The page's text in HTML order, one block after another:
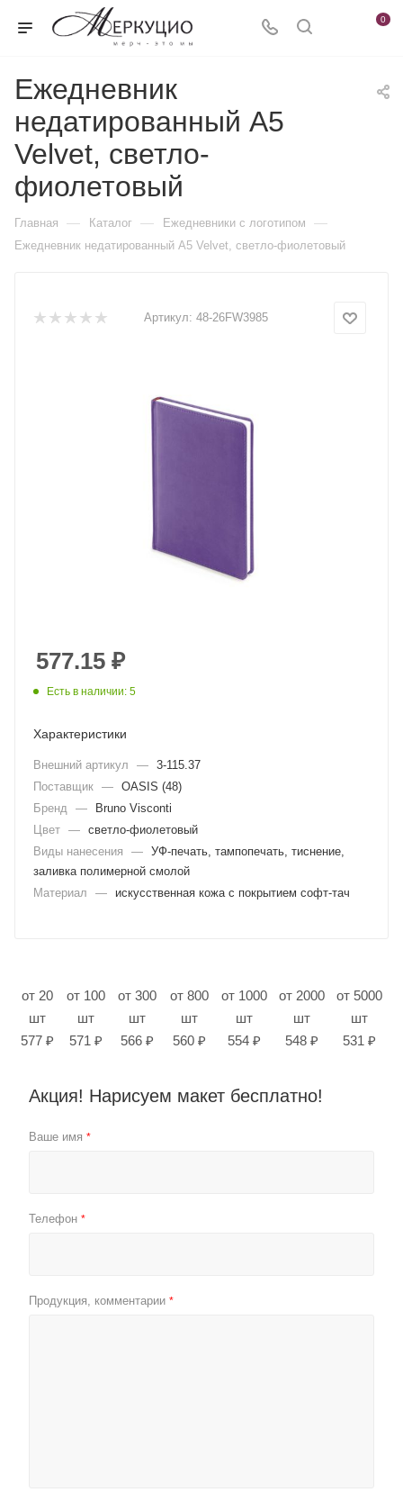
0
Ежедневник
недатированный А5
Velvet, светло-
фиолетовый
Главная — Каталог — Ежедневники c логотипом —
Ежедневник недатированный А5 Velvet, светло-фиолетовый
Артикул: 48-26FW3985
577.15 ₽
Есть в наличии: 5
Характеристики
Внешний артикул — 3-115.37
Поставщик — OASIS (48)
Бренд
—
Bruno Visconti
Цвет — светло-фиолетовый
Виды нанесения
— УФ-печать, тампопечать, тиснение,
заливка полимерной смолой
Материал
— искусственная кожа с покрытием софт-тач
от 20
шт
577 ₽
от 100
шт
571 ₽
от 300
шт
566 ₽
от 800
шт
560 ₽
от 1000
шт
554 ₽
от 2000
шт
548 ₽
от 5000
шт
531 ₽
Акция! Нарисуем макет бесплатно!
Ваше имя *
Телефон *
Продукция, комментарии *